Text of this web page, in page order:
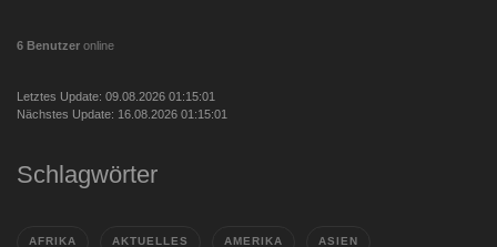
6 Benutzer online
Letztes Update: 09.08.2026 01:15:01
Nächstes Update: 16.08.2026 01:15:01
Schlagwörter
AFRIKA AKTUELLES AMERIKA ASIEN